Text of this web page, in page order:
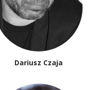
Dariusz Czaja